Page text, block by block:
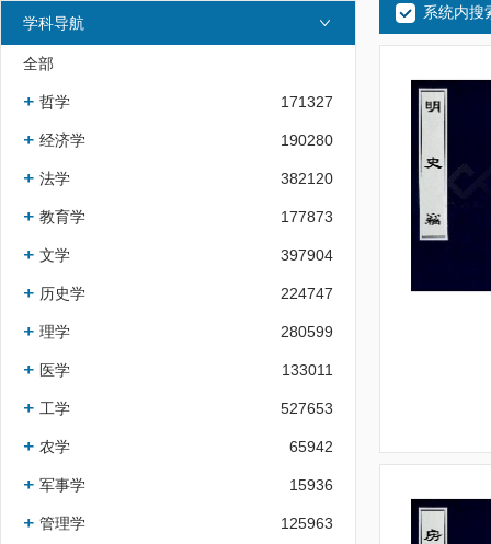
学科导航
全部
哲学 171327
经济学 190280
法学 382120
教育学 177873
文学 397904
历史学 224747
理学 280599
医学 133011
工学 527653
农学 65942
军事学 15936
管理学 125963
系统内搜